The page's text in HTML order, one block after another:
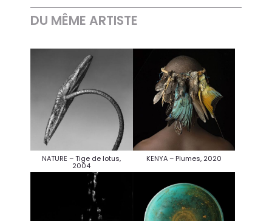
DU MÊME ARTISTE
NATURE – Tige de lotus,
2004
KENYA – Plumes, 2020